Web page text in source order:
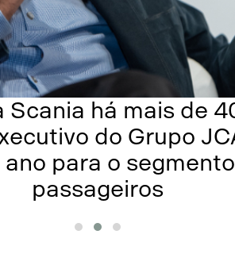
há mais de
do Grupo
para o
passageiros